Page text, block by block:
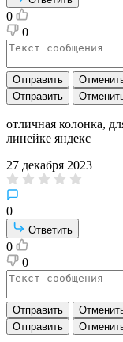
0
0
Отправить
Отправить
отличная колонка,
линейке яндекс
27 декабря 2023
0
Ответить
0
0
Отправить
Отправить